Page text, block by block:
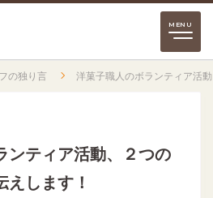
の独り言 洋菓子職人のボランティア活
ンティア活動、２つの
えします！